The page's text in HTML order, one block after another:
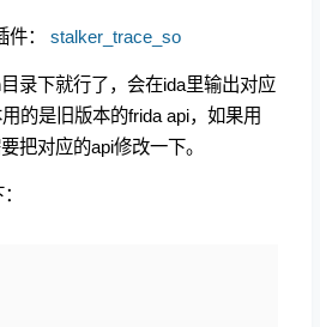
件： stalker_trace_so
录下就行了，会在ida里输出对应
的是旧版本的frida api，如果用
把对应的api修改一下。